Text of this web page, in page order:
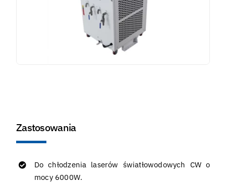
Zastosowania
Do chłodzenia laserów światłowodowych CW o
mocy 6000W.